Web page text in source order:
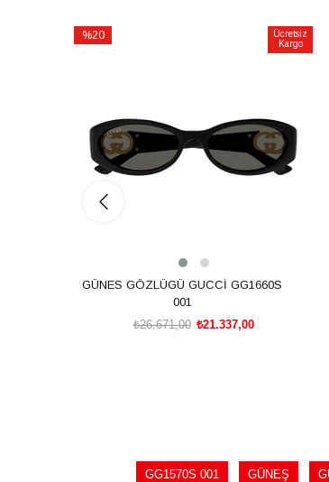
%20
Ücretsiz
Kargo
GÜNES GÖZLÜGÜ GUCCİ GG1660S
001
₺21.337,00
₺26.671,00
GG1570S 001 GÜNEŞ